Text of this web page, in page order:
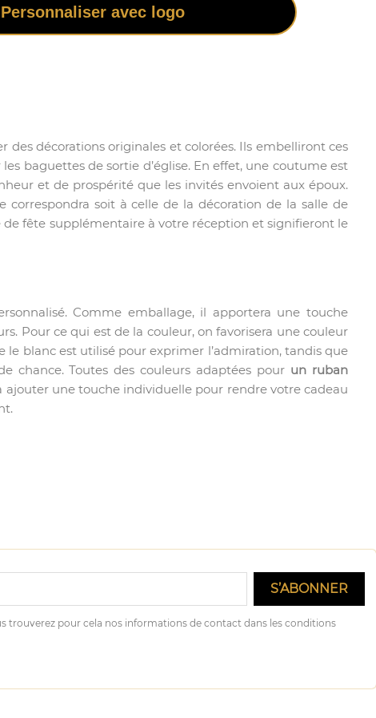
Personnaliser avec logo
des décorations originales et colorées. Ils embelliront ces
baguettes de sortie d’église. En effet, une coutume est
et de prospérité que les invités envoient aux époux.
soit à celle de la décoration de la salle de
de fête supplémentaire à votre réception et signifieront le
Comme emballage, il apportera une touche
Pour ce qui est de la couleur, on favorisera une couleur
le blanc est utilisé pour exprimer l’admiration, tandis que
chance. Toutes des couleurs adaptées pour un ruban
ajouter une touche individuelle pour rendre votre cadeau
trouverez pour cela nos informations de contact dans les conditions